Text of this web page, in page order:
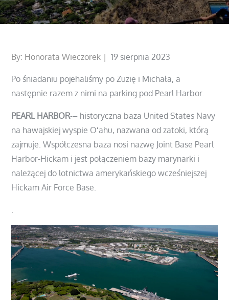
By: Honorata Wieczorek
Posted
19 sierpnia 2023
Po śniadaniu pojehaliśmy po Zuzię i Michała, a
następnie razem z nimi na parking pod Pearl Harbor.
PEARL HARBOR-– historyczna baza United States Navy
na hawajskiej wyspie Oʻahu, nazwana od zatoki, którą
zajmuje. Współczesna baza nosi nazwę Joint Base Pearl
Harbor-Hickam i jest połączeniem bazy marynarki i
należącej do lotnictwa amerykańskiego wcześniejszej
Hickam Air Force Base.
.